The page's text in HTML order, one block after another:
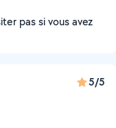
pas si vous avez
5/5